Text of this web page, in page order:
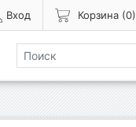
Вход Корзина (0)